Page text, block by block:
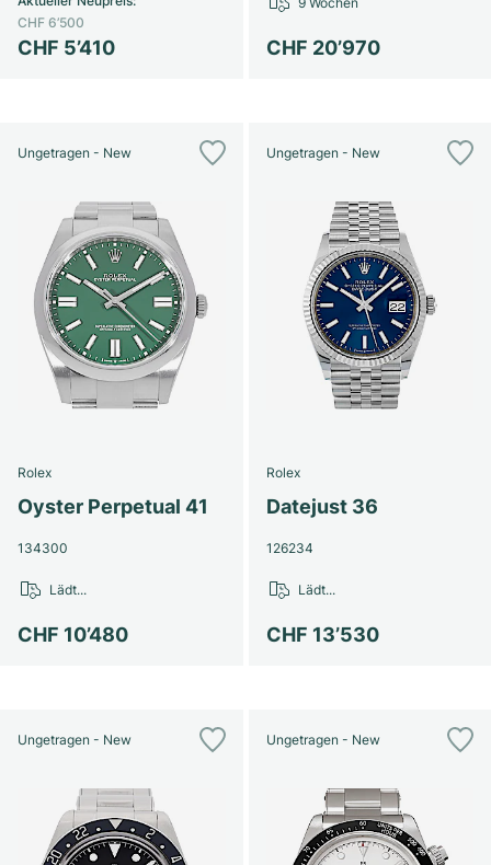
CHF 5’410
CHF 6’500
CHF 20’970
Ungetragen - New
Rolex
Oyster Perpetual 41
134300
CHF 10’480
Lädt...
Ungetragen - New
Rolex
Datejust 36
126234
CHF 13’530
Lädt...
Ungetragen - New Ungetragen - New